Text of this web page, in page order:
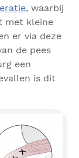
, waarbij
met kleine
er via deze
de pees
een
is dit